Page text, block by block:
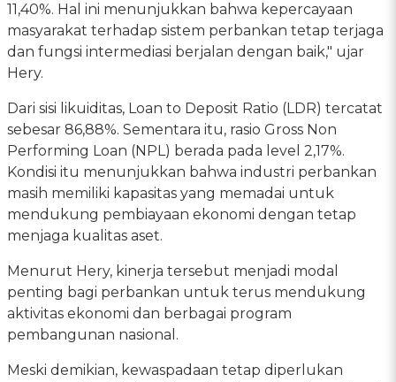
11,40%. Hal ini menunjukkan bahwa kepercayaan
masyarakat terhadap sistem perbankan tetap terjaga
dan fungsi intermediasi berjalan dengan baik," ujar
Hery.
Dari sisi likuiditas, Loan to Deposit Ratio (LDR) tercatat
sebesar 86,88%. Sementara itu, rasio Gross Non
Performing Loan (NPL) berada pada level 2,17%.
Kondisi itu menunjukkan bahwa industri perbankan
masih memiliki kapasitas yang memadai untuk
mendukung pembiayaan ekonomi dengan tetap
menjaga kualitas aset.
Menurut Hery, kinerja tersebut menjadi modal
penting bagi perbankan untuk terus mendukung
aktivitas ekonomi dan berbagai program
pembangunan nasional.
Meski demikian, kewaspadaan tetap diperlukan